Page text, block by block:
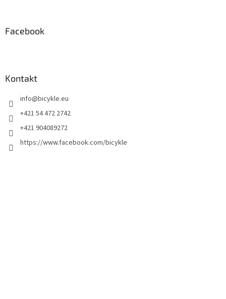
Facebook
Kontakt
info@bicykle.eu
+421 54 472 2742
+421 904089272
https://www.facebook.com/bicykle